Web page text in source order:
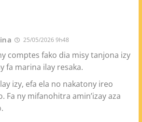
25/05/2026 9h48
comptes fako dia misy tanjona izy
fa marina ilay resaka.
izy, efa ela no nakatony ireo
Fa ny mifanohitra amin’izay aza